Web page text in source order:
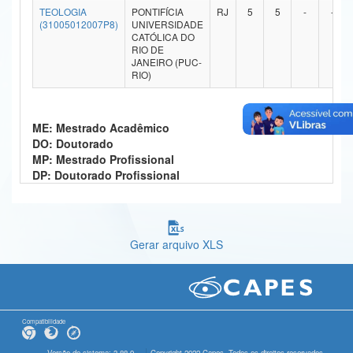
Ministério da Ciência, Tecnologia, Inovações e Comunicações
Controladoria-Geral da União
Ministério da Mulher, da Família e dos Direitos Humanos
Banco Central do Brasil
TEOLOGIA
(31005012007P8)
PONTIFÍCIA
UNIVERSIDADE
CATÓLICA DO
RIO DE
JANEIRO (PUC-
RIO)
RJ 5 5 - -
ME: Mestrado Acadêmico
DO: Doutorado
MP: Mestrado Profissional
DP: Doutorado Profissional
Gerar arquivo XLS
Compatibilidade